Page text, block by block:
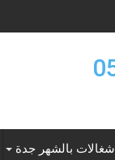
شغالات بالشهر جدة